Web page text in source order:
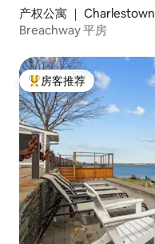
产权公寓 ｜ Charlestown
Breachway 平房
热门「房客推荐」
房客推荐